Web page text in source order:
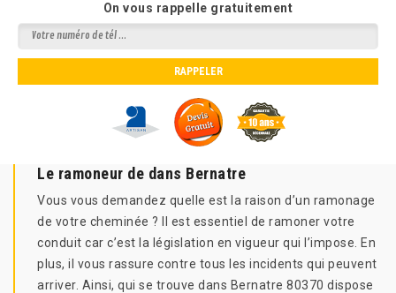
On vous rappelle gratuitement
Le ramoneur de dans Bernatre
Vous vous demandez quelle est la raison d’un ramonage
de votre cheminée ? Il est essentiel de ramoner votre
conduit car c’est la législation en vigueur qui l’impose. En
plus, il vous rassure contre tous les incidents qui peuvent
arriver. Ainsi, qui se trouve dans Bernatre 80370 dispose